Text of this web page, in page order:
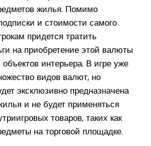
жилья. Помимо
и стоимости самого
придется тратить
на приобретение этой валюты
интерьера. В игре уже
видов валют, но
эксклюзивно предназначена
и не будет применяться
товаров, таких как
на торговой площадке.